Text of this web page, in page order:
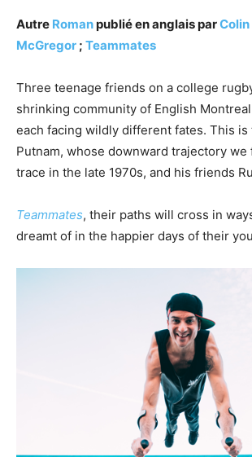
Autre Romanpublié en anglais parColin
McGregor ; Teammates
Three teenage friends on a college
shrinking community of English
each facing wildly different fates. This
Putnam, whose downward trajectory
trace in the late 1970s, and his friends
Teammates, their paths will cross in
dreamt of in the happier days of their